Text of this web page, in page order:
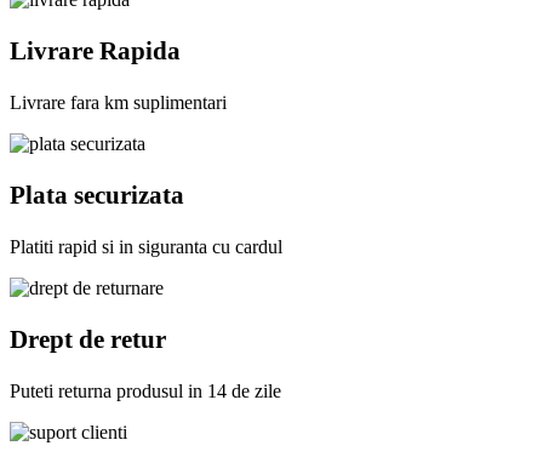
Livrare Rapida
Livrare fara km suplimentari
Plata securizata
Platiti rapid si in siguranta cu cardul
Drept de retur
Puteti returna produsul in 14 de zile